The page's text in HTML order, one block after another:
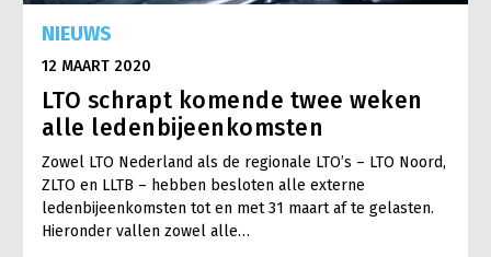
NIEUWS
12 MAART 2020
LTO schrapt komende twee weken
alle ledenbijeenkomsten
Zowel LTO Nederland als de regionale LTO’s – LTO Noord,
ZLTO en LLTB – hebben besloten alle externe
ledenbijeenkomsten tot en met 31 maart af te gelasten.
Hieronder vallen zowel alle…